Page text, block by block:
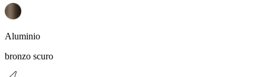
Aluminio
bronzo scuro